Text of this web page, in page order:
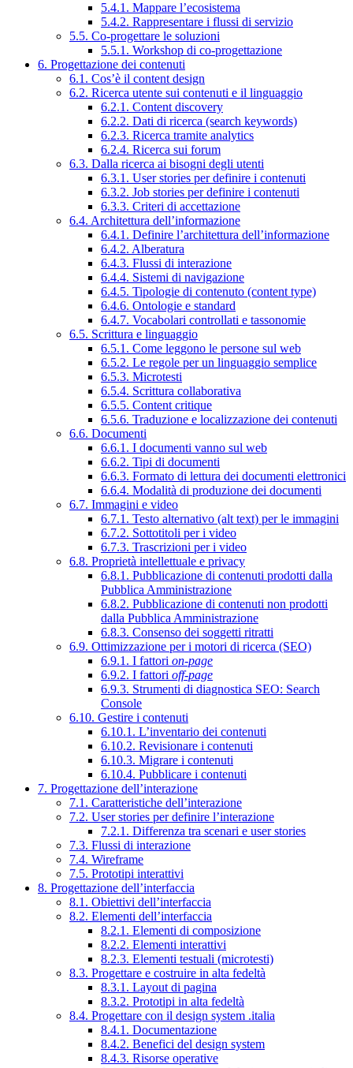
5.4.1. Mappare l’ecosistema
5.4.2. Rappresentare i flussi di servizio
5.5. Co-progettare le soluzioni
5.5.1. Workshop di co-progettazione
6. Progettazione dei contenuti
6.1. Cos’è il content design
6.2. Ricerca utente sui contenuti e il linguaggio
6.2.1. Content discovery
6.2.2. Dati di ricerca (search keywords)
6.2.3. Ricerca tramite analytics
6.2.4. Ricerca sui forum
6.3. Dalla ricerca ai bisogni degli utenti
6.3.1. User stories per definire i contenuti
6.3.2. Job stories per definire i contenuti
6.3.3. Criteri di accettazione
6.4. Architettura dell’informazione
6.4.1. Definire l’architettura dell’informazione
6.4.2. Alberatura
6.4.3. Flussi di interazione
6.4.4. Sistemi di navigazione
6.4.5. Tipologie di contenuto (content type)
6.4.6. Ontologie e standard
6.4.7. Vocabolari controllati e tassonomie
6.5. Scrittura e linguaggio
6.5.1. Come leggono le persone sul web
6.5.2. Le regole per un linguaggio semplice
6.5.3. Microtesti
6.5.4. Scrittura collaborativa
6.5.5. Content critique
6.5.6. Traduzione e localizzazione dei contenuti
6.6. Documenti
6.6.1. I documenti vanno sul web
6.6.2. Tipi di documenti
6.6.3. Formato di lettura dei documenti elettronici
6.6.4. Modalità di produzione dei documenti
6.7. Immagini e video
6.7.1. Testo alternativo (alt text) per le immagini
6.7.2. Sottotitoli per i video
6.7.3. Trascrizioni per i video
6.8. Proprietà intellettuale e privacy
6.8.1. Pubblicazione di contenuti prodotti dalla
Pubblica Amministrazione
6.8.2. Pubblicazione di contenuti non prodotti
dalla Pubblica Amministrazione
6.8.3. Consenso dei soggetti ritratti
6.9. Ottimizzazione per i motori di ricerca (SEO)
6.9.1. I fattori on-page
6.9.2. I fattori off-page
6.9.3. Strumenti di diagnostica SEO: Search
Console
6.10. Gestire i contenuti
6.10.1. L’inventario dei contenuti
6.10.2. Revisionare i contenuti
6.10.3. Migrare i contenuti
6.10.4. Pubblicare i contenuti
7. Progettazione dell’interazione
7.1. Caratteristiche dell’interazione
7.2. User stories per definire l’interazione
7.2.1. Differenza tra scenari e user stories
7.3. Flussi di interazione
7.4. Wireframe
7.5. Prototipi interattivi
8. Progettazione dell’interfaccia
8.1. Obiettivi dell’interfaccia
8.2. Elementi dell’interfaccia
8.2.1. Elementi di composizione
8.2.2. Elementi interattivi
8.2.3. Elementi testuali (microtesti)
8.3. Progettare e costruire in alta fedeltà
8.3.1. Layout di pagina
8.3.2. Prototipi in alta fedeltà
8.4. Progettare con il design system .italia
8.4.1. Documentazione
8.4.2. Benefici del design system
8.4.3. Risorse operative